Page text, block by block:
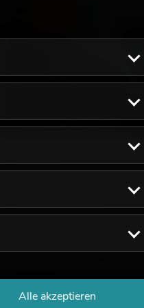
Outdoor Moving-
Outdoor Moving-Heads sind
Einsatz im Freien. Sie
Air-Konzerten,
Alle akzeptieren